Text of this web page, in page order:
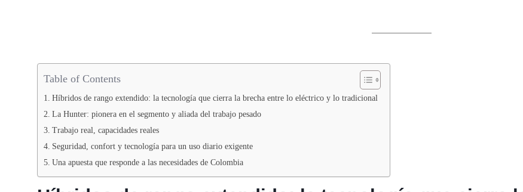
Table of Contents
Híbridos de rango extendido: la tecnología que cierra la brecha entre lo eléctrico y lo tradicional
La Hunter: pionera en el segmento y aliada del trabajo pesado
Trabajo real, capacidades reales
Seguridad, confort y tecnología para un uso diario exigente
Una apuesta que responde a las necesidades de Colombia